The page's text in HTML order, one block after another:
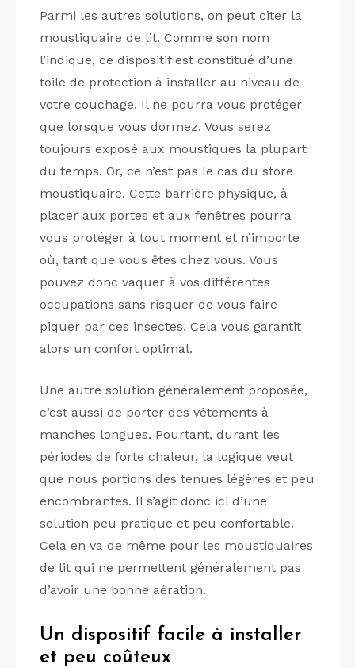
Parmi les autres solutions, on peut citer la
moustiquaire de lit. Comme son nom
l’indique, ce dispositif est constitué d’une
toile de protection à installer au niveau de
votre couchage. Il ne pourra vous protéger
que lorsque vous dormez. Vous serez
toujours exposé aux moustiques la plupart
du temps. Or, ce n’est pas le cas du store
moustiquaire. Cette barrière physique, à
placer aux portes et aux fenêtres pourra
vous protéger à tout moment et n’importe
où, tant que vous êtes chez vous. Vous
pouvez donc vaquer à vos différentes
occupations sans risquer de vous faire
piquer par ces insectes. Cela vous garantit
alors un confort optimal.
Une autre solution généralement proposée,
c’est aussi de porter des vêtements à
manches longues. Pourtant, durant les
périodes de forte chaleur, la logique veut
que nous portions des tenues légères et peu
encombrantes. Il s’agit donc ici d’une
solution peu pratique et peu confortable.
Cela en va de même pour les moustiquaires
de lit qui ne permettent généralement pas
d’avoir une bonne aération.
Un dispositif facile à installer
et peu coûteux